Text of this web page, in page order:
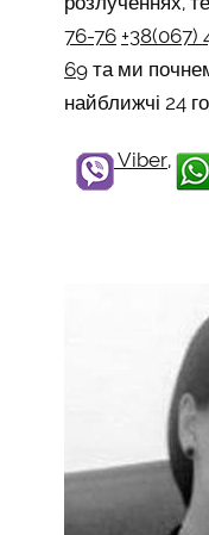
76-76 +38(067)
69 та ми
найближчі 24
Viber,